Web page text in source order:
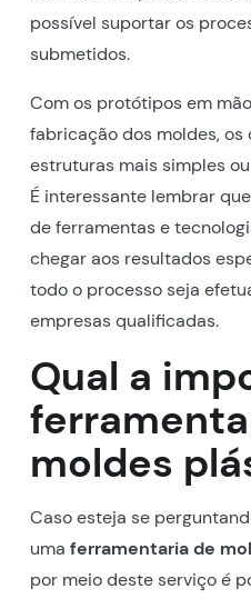
possível suportar os
submetidos.
Com os protótipos em
fabricação dos moldes,
estruturas mais simples
É interessante lembrar
de ferramentas e
chegar aos resultados
todo o processo seja
empresas qualificadas.
Qual a
moldes
Caso esteja se
uma ferramentaria de
por meio deste serviço é